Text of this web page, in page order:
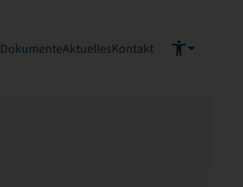
DokumenteAktuellesKontakt